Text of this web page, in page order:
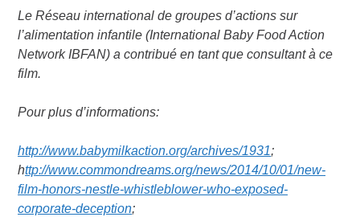
Le Réseau international de groupes d’actions sur
l’alimentation infantile (International Baby Food Action
Network IBFAN) a contribué en tant que consultant à ce
film.
Pour plus d’informations:
http://www.babymilkaction.org/archives/1931;
http://www.commondreams.org/news/2014/10/01/new-
film-honors-nestle-whistleblower-who-exposed-
corporate-deception;